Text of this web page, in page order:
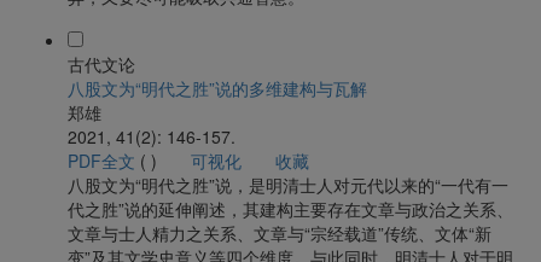
古代文论
八股文为“明代之胜”说的多维建构与瓦解
郑雄
2021, 41(2): 146-157.
PDF全文 ( ) 可视化
收藏
八股文为“明代之胜”说，是明清士人对元代以来的“一代有一
代之胜”说的延伸阐述，其建构主要存在文章与政治之关系、
文章与士人精力之关系、文章与“宗经载道”传统、文体“新
变”及其文学史意义等四个维度。与此同时，明清士人对于明